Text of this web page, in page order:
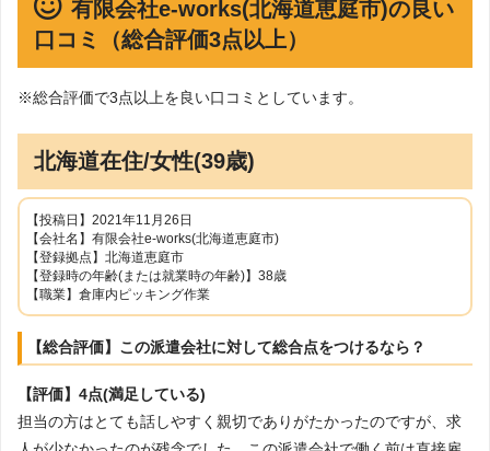
有限会社e-works(北海道恵庭市)の良い
口コミ（総合評価3点以上）
※総合評価で3点以上を良い口コミとしています。
北海道在住/女性(39歳)
【投稿日】2021年11月26日
【会社名】有限会社e-works(北海道恵庭市)
【登録拠点】北海道恵庭市
【登録時の年齢(または就業時の年齢)】38歳
【職業】倉庫内ピッキング作業
【総合評価】この派遣会社に対して総合点をつけるなら？
【評価】4点(満足している)
担当の方はとても話しやすく親切でありがたかったのですが、求